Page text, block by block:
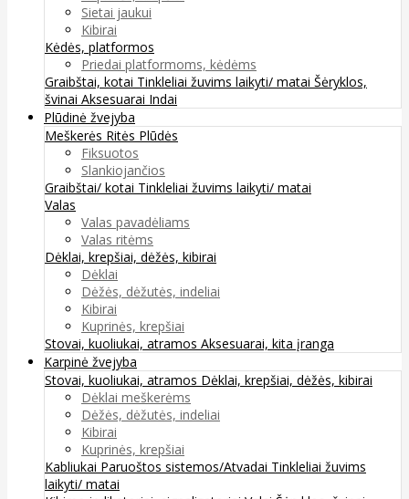
Sietai jaukui
Kibirai
Kėdės, platformos
Priedai platformoms, kėdėms
Graibštai, kotai Tinkleliai žuvims laikyti/ matai Šėryklos,
švinai Aksesuarai Indai
Plūdinė žvejyba
Meškerės Ritės Plūdės
Fiksuotos
Slankiojančios
Graibštai/ kotai Tinkleliai žuvims laikyti/ matai
Valas
Valas pavadėliams
Valas ritėms
Dėklai, krepšiai, dėžės, kibirai
Dėklai
Dėžės, dėžutės, indeliai
Kibirai
Kuprinės, krepšiai
Stovai, kuoliukai, atramos Aksesuarai, kita įranga
Karpinė žvejyba
Stovai, kuoliukai, atramos Dėklai, krepšiai, dėžės, kibirai
Dėklai meškerėms
Dėžės, dėžutės, indeliai
Kibirai
Kuprinės, krepšiai
Kabliukai Paruoštos sistemos/Atvadai Tinkleliai žuvims
laikyti/ matai